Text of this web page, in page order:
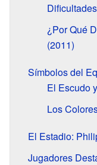
¿Por Qué
(2011)
Símbolos del
El Escudo
Los
El Estadio:
Jugadores